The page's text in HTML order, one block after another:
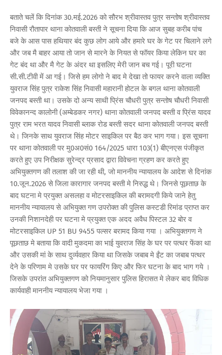
बताते चलें कि दिनांक 30.मई.2026 को सौरभ श्रीवास्तव पुत्र सन्तोष श्रीवास्तव
निवासी रौतापार थाना कोतवाली बस्ती ने सूचना दिया कि आज सुबह करीब पांच
बजे के आस पास हथियार बंद कुछ लोग आये और हमारे घर के गेट पर चिलाने लगे
और जब मै बाहर आया तो जान से मारने के नियत से फॉयर किया लेकिन घर का
गेट बंद था और मै गेट के अंदर था इसलिए मेरी जान बच गई। पूरी घटना
सी.सी.टीवी में आ गई। जिसे हम लोगो ने बाद मे देखा तो फायर करने वाला व्यक्ति
युवराज सिंह पुत्र राकेश सिंह निवासी महारानी होटल के बगल थाना कोतवाली
जनपद बस्ती था। उसके दो अन्य साथी प्रिंस चौधरी पुत्र सन्तोष चौधरी निवासी
विवेकानन्द कालोनी (अम्बेडकर नगर) थाना कोतवाली जनपद बस्ती व प्रिंस यादव
पुत्र राम भरत यादव निवासी ब्लाक रोड बस्ती सदर थाना कोतवाली जनपद बस्ती
थे। जिनके साथ युवराज सिंह मोटर साइकिल पर बैठ कर भाग गया। इस सूचना
पर थाना कोतवाली पर मु0अ0सं0 164/2025 धारा 103(1) बीएनएस पंजीकृत
करते हुए उप निरीक्षक सुरेन्द्र प्रसाद द्वारा विवेचना ग्रहण कर करते हुए
अभियुक्तगण की तलाश की जा रही थी, जो माननीय न्यायालय के आदेश से दिनांक
10.जून.2026 से जिला कारागार जनपद बस्ती मे निरुद्ध थे। जिनसे पूछताछ के
बाद घटना मे प्रयुक्त असलहा व मोटरसाइकिल की बरामदगी किये जाने हेतु
माननीय न्यायालय से अभियुक्त गण उपरोक्त की पुलिस कस्टडी रिमांड प्राप्त कर
उनकी निशानदेही पर घटना मे प्रयुक्त एक अदद अवैध पिस्टल 32 बोर व
मोटरसाइकिल UP 51 BU 9455 पल्सर बरामद किया गया । अभियुक्तगण ने
पूछताछ मे बताया कि वादी मुकदमा का भाई युवराज सिंह के घर पर पत्थर फेंका था
और उसकी मां के साथ दुर्व्यवहार किया था जिसके जबाब मे ईंट का जबाब पत्थर
देने के परिणाम मे उसके घर पर फायरिंग किए और फिर घटना के बाद भाग गये ।
जिसके उपरांत अभियुक्तगण को नियमानुसार पुलिस हिरासत मे लेकर बाद विधिक
कार्यवाही माननीय न्यायालय भेजा गया ।